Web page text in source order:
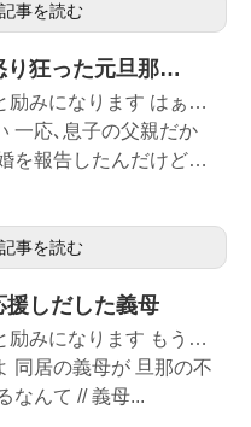
記事を読む
り狂った元旦那…
励みになります はぁ…
一応､息子の父親だか
を報告したんだけど…
記事を読む
しだした義母
励みになります もう…
同居の義母が 旦那の不
なんて // 義母...